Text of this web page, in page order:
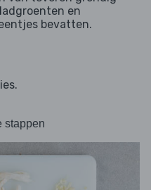
en
bevatten.
stappen